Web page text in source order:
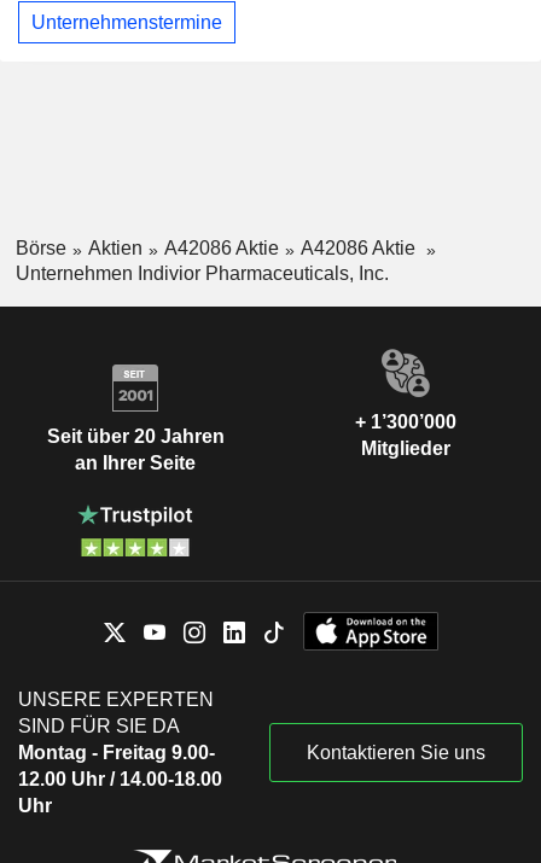
Unternehmenstermine
Börse Aktien A42086 Aktie
A42086 Aktie
Unternehmen Indivior Pharmaceuticals, Inc.
Seit über 20 Jahren
an Ihrer Seite
+ 1’300’000
Mitglieder
UNSERE EXPERTEN
SIND FÜR SIE DA
Montag - Freitag 9.00-
12.00 Uhr / 14.00-18.00
Uhr
Kontaktieren Sie uns